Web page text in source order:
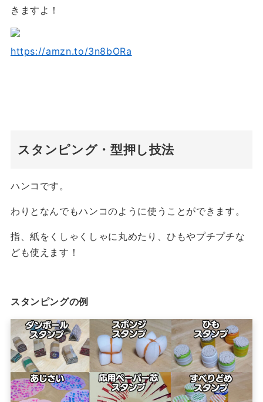
きますよ！
https://amzn.to/3n8bORa
スタンピング・型押し技法
ハンコです。
わりとなんでもハンコのように使うことができます。
指、紙をくしゃくしゃに丸めたり、ひもやプチプチな
ども使えます！
スタンピングの例